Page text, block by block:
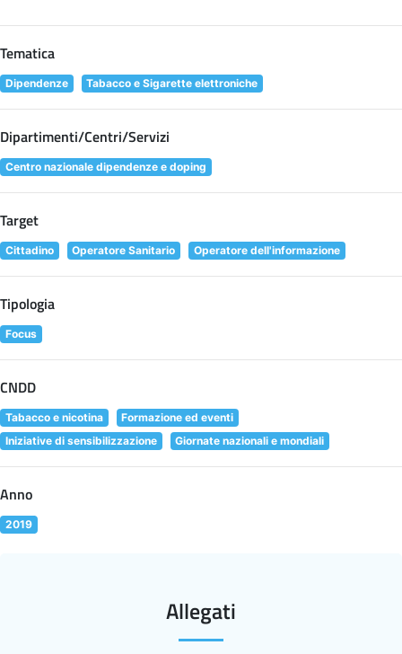
Tematica
Dipendenze Tabacco e Sigarette elettroniche
Dipartimenti/Centri/Servizi
Centro nazionale dipendenze e doping
Target
Cittadino Operatore Sanitario Operatore dell'informazione
Tipologia
Focus
CNDD
Tabacco e nicotina
Formazione ed eventi
Iniziative di sensibilizzazione
Giornate nazionali e mondiali
Anno
2019
Allegati